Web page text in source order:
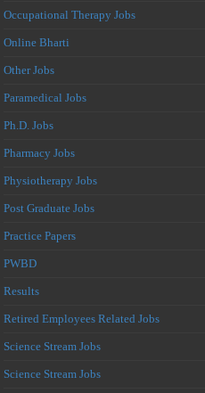
Occupational Therapy Jobs
Online Bharti
Other Jobs
Paramedical Jobs
Ph.D. Jobs
Pharmacy Jobs
Physiotherapy Jobs
Post Graduate Jobs
Practice Papers
PWBD
Results
Retired Employees Related Jobs
Science Stream Jobs
Science Stream Jobs